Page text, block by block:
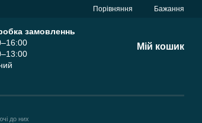
Порівняння Бажання
замовленнь
Мій кошик
до них